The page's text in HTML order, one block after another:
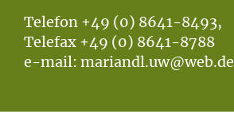
Telefon +49 (0) 8641-8493,
Telefax +49 (0) 8641-8788
e-mail: mariandl.uw@web.de